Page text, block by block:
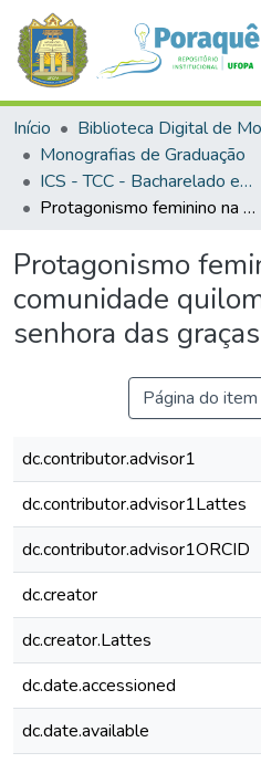
Início
Monografias de Graduação
ICS - TCC - Bacharelado em Antropologia
Protagonismo feminino na comunidade quilombola nossa senhora das graças, em Óbidos/PA
Protagonismo
comunidade
senhora das
Página do
dc.contributor.advisor1
dc.contributor.advisor1Lattes
dc.contributor.advisor1ORCID
dc.creator
dc.creator.Lattes
dc.date.accessioned
dc.date.available